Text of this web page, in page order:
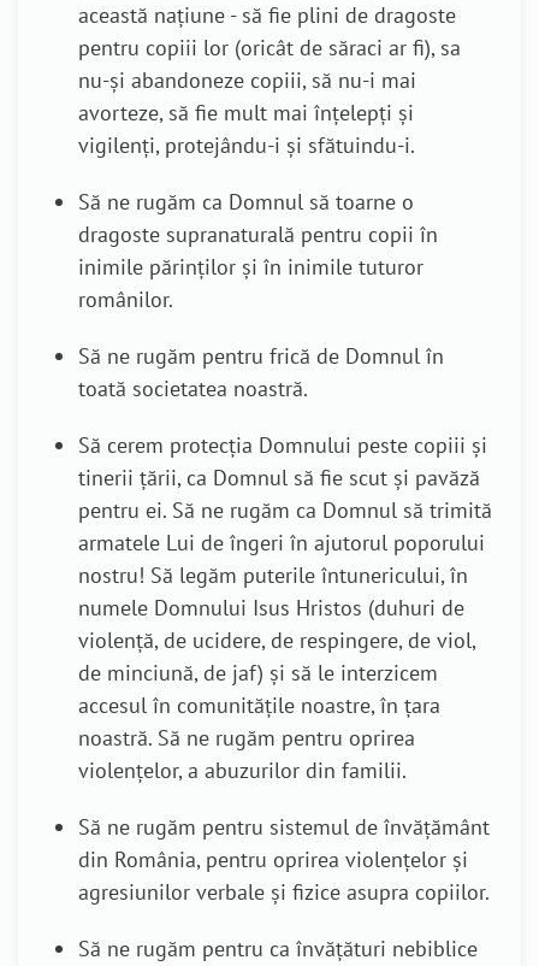
această națiune - să fie plini de dragoste
pentru copiii lor (oricât de săraci ar fi), sa
nu-și abandoneze copiii, să nu-i mai
avorteze, să fie mult mai înțelepți și
vigilenți, protejându-i și sfătuindu-i.
Să ne rugăm ca Domnul să toarne o
dragoste supranaturală pentru copii în
inimile părinților și în inimile tuturor
românilor.
Să ne rugăm pentru frică de Domnul în
toată societatea noastră.
Să cerem protecția Domnului peste copiii și
tinerii țării, ca Domnul să fie scut și pavăză
pentru ei. Să ne rugăm ca Domnul să trimită
armatele Lui de îngeri în ajutorul poporului
nostru! Să legăm puterile întunericului, în
numele Domnului Isus Hristos (duhuri de
violență, de ucidere, de respingere, de viol,
de minciună, de jaf) și să le interzicem
accesul în comunitățile noastre, în țara
noastră. Să ne rugăm pentru oprirea
violențelor, a abuzurilor din familii.
Să ne rugăm pentru sistemul de învățământ
din România, pentru oprirea violențelor și
agresiunilor verbale și fizice asupra copiilor.
Să ne rugăm pentru ca învățături nebiblice